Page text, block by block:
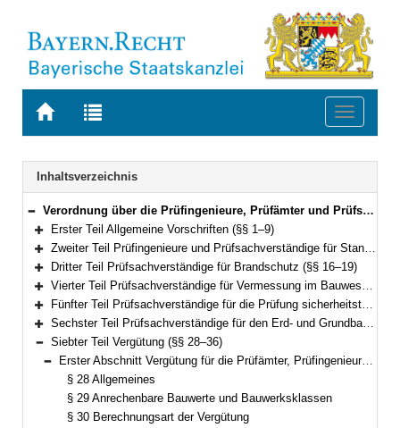
Zur
BAYERN.RECHT
Zur
letzten
Suche
Toggle
Navigation
Inhaltsverzeichnis
Bereich reduzieren
Verordnung über die Prüfingenieure, Prüfämter und Prüfsachverständigen im Bauwesen (Prüfsachverständigenverordnung – PrüfVBau) Vom 29. November 2007 (GVBl. S. 829) BayRS 2132-1-10-B (§§ 1–38)
Bereich erweitern
Erster Teil Allgemeine Vorschriften (§§ 1–9)
Bereich erweitern
Zweiter Teil Prüfingenieure und Prüfsachverständige für Standsicherheit; Prüfämter für Standsicherheit, Typenprüfung (§§ 10–15)
Bereich erweitern
Dritter Teil Prüfsachverständige für Brandschutz (§§ 16–19)
Bereich erweitern
Vierter Teil Prüfsachverständige für Vermessung im Bauwesen (§§ 20–21)
Bereich erweitern
Fünfter Teil Prüfsachverständige für die Prüfung sicherheitstechnischer Anlagen und Einrichtungen (§§ 22–24)
Bereich erweitern
Sechster Teil Prüfsachverständige für den Erd- und Grundbau (§§ 25–27)
Bereich reduzieren
Siebter Teil Vergütung (§§ 28–36)
Bereich reduzieren
Erster Abschnitt Vergütung für die Prüfämter, Prüfingenieure und Prüfsachverständigen für Standsicherheit (§§ 28–34)
§ 28 Allgemeines
§ 29 Anrechenbare Bauwerte und Bauwerksklassen
§ 30 Berechnungsart der Vergütung